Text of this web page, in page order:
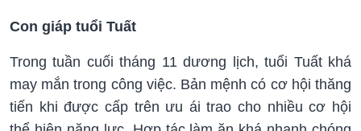
Con giáp tuổi Tuất
Trong tuần cuối tháng 11 dương lịch, tuổi Tuất khá
may mắn trong công việc. Bản mệnh có cơ hội thăng
tiến khi được cấp trên ưu ái trao cho nhiều cơ hội